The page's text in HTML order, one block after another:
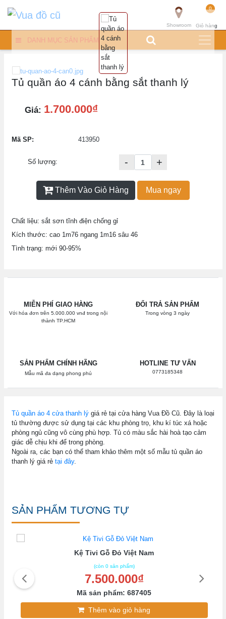
0
Giỏ hàng
Showroom
DANH MỤC SẢN PHẨM
Tủ quần áo 4 cánh bằng sắt thanh lý
Giá: 1.700.000₫
Mã SP: 413950
Số lượng: - +
Thêm Vào Giỏ Hàng Mua ngay
Chất liệu: sắt sơn tĩnh điện chống gỉ
Kích thước: cao 1m76 ngang 1m16 sâu 46
Tình trạng: mới 90-95%
MIỄN PHÍ GIAO HÀNG
Với hóa đơn trên 5.000.000 vnđ trong nội
thành TP.HCM
ĐỔI TRẢ SẢN PHẨM
Trong vòng 3 ngày
SẢN PHẨM CHÍNH HÃNG
Mẫu mã đa dạng phong phú
HOTLINE TƯ VẤN
0773185348
Tủ quần áo 4 cửa thanh lý giá rẻ tại cửa hàng Vua Đồ Cũ. Đây là loại
tủ thường được sử dụng tại các khu phòng trọ, khu kí túc xá hoặc
phòng ngủ cũng vô cùng phù hợp. Tủ có màu sắc hài hoà tạo cảm
giác dễ chịu khi để trong phòng.
Ngoài ra, các bạn có thể tham khảo thêm một số mẫu tủ quần áo
thanh lý giá rẻ tại đây.
SẢN PHẨM TƯƠNG TỰ
Kệ Tivi Gỗ Đỏ Việt Nam
(còn 0 sản phẩm)
7.500.000₫
Mã sản phẩm: 687405
Thêm vào giỏ hàng